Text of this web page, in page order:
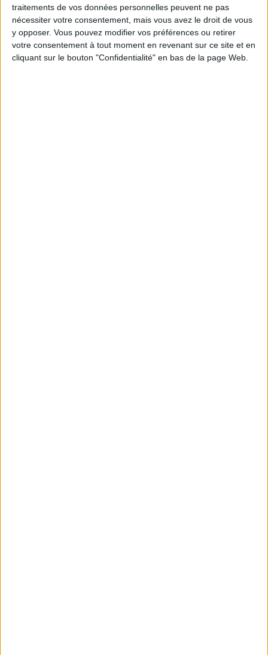
traitements de vos données personnelles peuvent ne pas
nécessiter votre consentement, mais vous avez le droit de vous
y opposer. Vous pouvez modifier vos préférences ou retirer
votre consentement à tout moment en revenant sur ce site et en
cliquant sur le bouton "Confidentialité" en bas de la page Web.
Peut-on remplacer la viande par des féculents ?
Consultation diététique du 05/08/2026